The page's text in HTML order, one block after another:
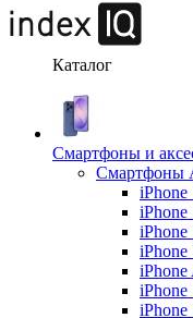
Каталог
Смартфоны и
Смартфоны
iPhone
iPhone
iPhone
iPhone
iPhone
iPhone
iPhone